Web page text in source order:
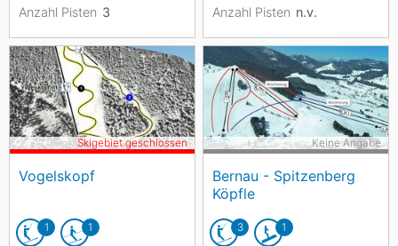
Anzahl Pisten 3 Anzahl Pisten n.v.
Vogelskopf
Skigebiet geschlossen
1 1
Bernau - Spitzenberg
Köpfle
Keine Angabe
3 1